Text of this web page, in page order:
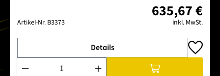
Artikel-Nr. B3373
635,67 €
inkl. MwSt.
Details
Produkt Anzahl: Gib den gewünschten Wert ein oder